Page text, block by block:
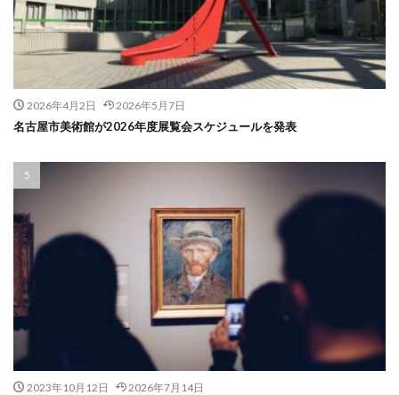
2026年4月2日 2026年5月7日
名古屋市美術館が2026年度展覧会スケジュールを発表
2023年10月12日 2026年7月14日